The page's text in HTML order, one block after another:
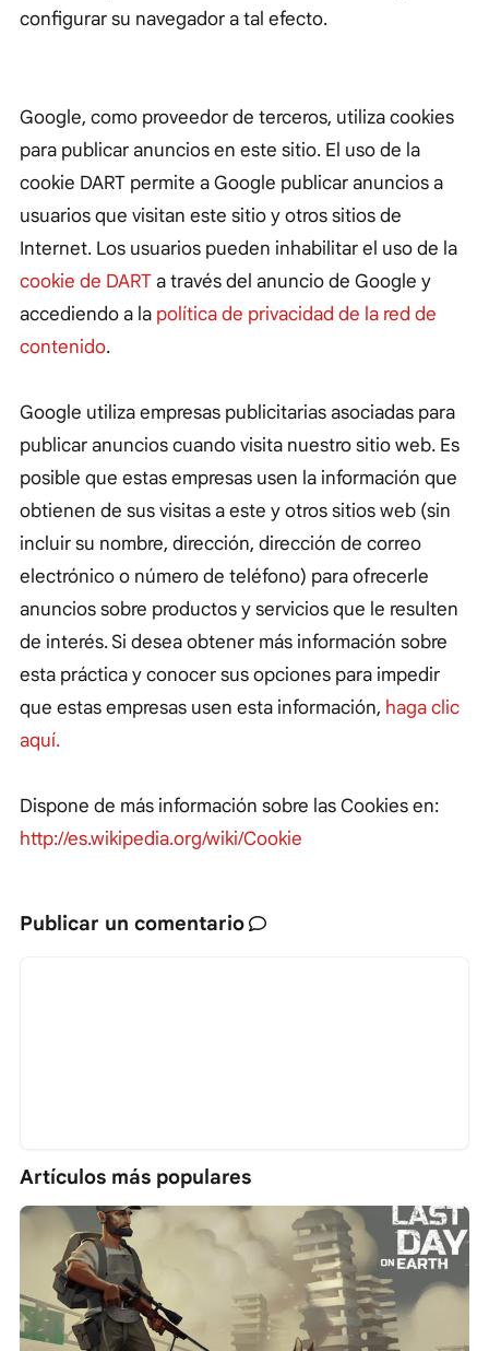
configurar su navegador a tal efecto.
Google, como proveedor de terceros, utiliza cookies
para publicar anuncios en este sitio. El uso de la
cookie DART permite a Google publicar anuncios a
usuarios que visitan este sitio y otros sitios de
Internet. Los usuarios pueden inhabilitar el uso de la
cookie de DARTa través del anuncio de Google y
accediendo a la política de privacidad de la red de
contenido.
Google utiliza empresas publicitarias asociadas para
publicar anuncios cuando visita nuestro sitio web. Es
posible que estas empresas usen la información que
obtienen de sus visitas a este y otros sitios web (sin
incluir su nombre, dirección, dirección de correo
electrónico o número de teléfono) para ofrecerle
anuncios sobre productos y servicios que le resulten
de interés. Si desea obtener más información sobre
esta práctica y conocer sus opciones para impedir
que estas empresas usen esta información, haga clic
aquí.
Dispone de más información sobre las Cookies en:
http://es.wikipedia.org/wiki/Cookie
Publicar un comentario
Artículos más populares